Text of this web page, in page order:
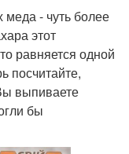
- чуть более
этот
равняется одной
посчитайте,
выпиваете
бы